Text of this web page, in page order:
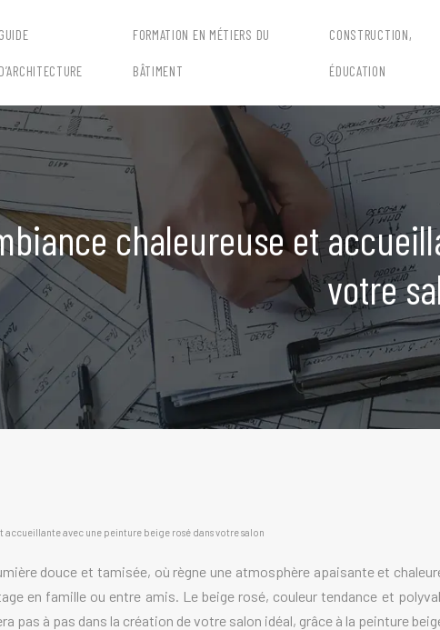
GUIDE
D’ARCHITECTURE
FORMATION EN MÉTIERS DU
BÂTIMENT
CONSTRUCTION,
ÉDUCATION
chaleureuse et
votre
accueillante avec une peinture beige rosé dans votre salon
douce et tamisée, où règne une atmosphère apaisante et
en famille ou entre amis. Le beige rosé, couleur tendance et
pas à pas dans la création de votre salon idéal, grâce à la peinture